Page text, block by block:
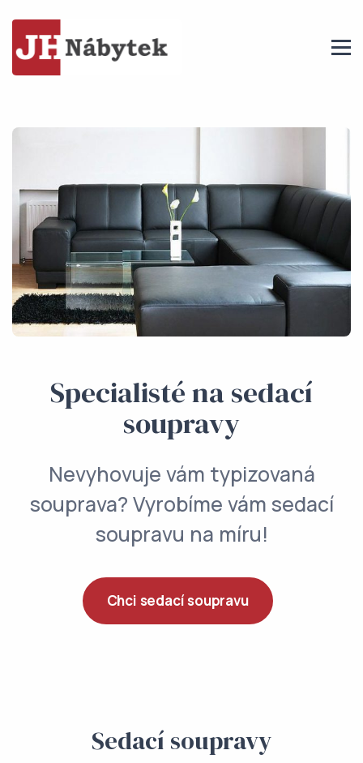
Specialisté na sedací
soupravy
Nevyhovuje vám typizovaná
souprava? Vyrobíme vám sedací
soupravu na míru!
Chci sedací soupravu
Sedací soupravy